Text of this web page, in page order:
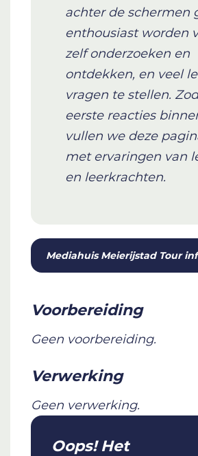
achter de schermen
enthousiast worden
zelf onderzoeken en
ontdekken, en veel
vragen te stellen.
eerste reacties
vullen we deze
met ervaringen van
en leerkrachten.
Mediahuis Meierijstad Tour
Voorbereiding
Geen voorbereiding.
Verwerking
Geen verwerking.
Oops! Het